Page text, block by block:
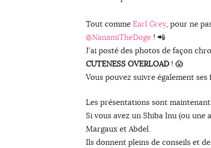
Tout comme Earl Grey, pour ne
@NanamiTheDoge ! 📲
J’ai posté des photos de façon
CUTENESS OVERLOAD ! 😱
Vous pouvez suivre également ses
Les présentations sont maintenant
Si vous avez un Shiba Inu (ou
Margaux et Abdel.
Ils donnent pleins de conseils et